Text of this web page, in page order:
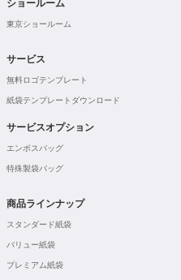
ショールーム
東京ショールーム
サービス
無料ロゴテンプレート
紙袋テンプレートダウンロード
サービスオプション
エンボスバッグ
特殊製袋バッグ
商品ラインナップ
スタンダード紙袋
バリュー紙袋
プレミアム紙袋